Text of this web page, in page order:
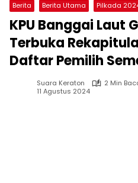
Berita Berita Utama Pilkada
KPU Banggai Laut
Terbuka
Daftar Pemilih
Suara Keraton
2 Min
11 Agustus 2024